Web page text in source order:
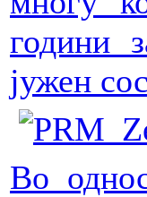
години
јужен
Во